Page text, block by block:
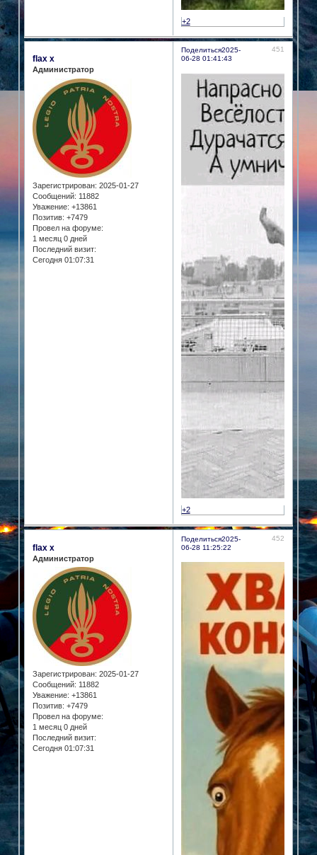
+2
Поделиться 451
2025-
06-28 01:41:43
flax x
Администратор
Зарегистрирован: 2025-01-27
Сообщений: 11882
Уважение: +13861
Позитив: +7479
Провел на форуме:
1 месяц 0 дней
Последний визит:
Сегодня 01:07:31
+2
Поделиться 452
2025-
06-28 11:25:22
flax x
Администратор
Зарегистрирован: 2025-01-27
Сообщений: 11882
Уважение: +13861
Позитив: +7479
Провел на форуме:
1 месяц 0 дней
Последний визит:
Сегодня 01:07:31